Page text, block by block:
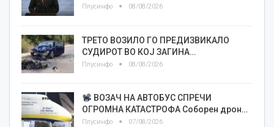
Плусинфо 08/08/2026
ТРЕТО ВОЗИЛО ГО ПРЕДИЗВИКАЛО
СУДИРОТ ВО КОЈ ЗАГИНА…
Плусинфо 08/08/2026
ВОЗАЧ НА АВТОБУС СПРЕЧИ
ОГРОМНА КАТАСТРОФА Соборен дрон…
Плусинфо 07/08/2026